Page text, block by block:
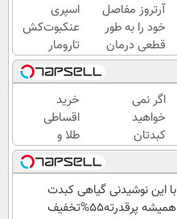
آرتروز مفاصل
خود را به طور
قطعی درمان
کنید!
◗پرسش‌نامه◖
اسپری
عنکبوت‌‌کش
تارومار
ازبین‌برنده
انواع
عنکبوت
اگر نمی
خواهید
کبدتان
چرب
شود این
نوشیدنی
خوش
خرید
اقساطی
طلا و
گوشی
فقط با
یک برگ
چک
با این نوشیدنی گیاهی کبدت
همیشه پرقدرته55%تخفیف